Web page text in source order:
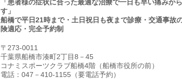
「患者様の症状に合った最適な治療で一日も早い痛みか
す」
船橋で平日21時まで・土日祝日も夜まで診療・交通事故
険適応・完全予約制
〒273-0011
千葉県船橋市湊町2丁目8－45
コナミスポーツクラブ船橋4階（船橋市役所の前）
電話：047－410-1155（要電話予約）